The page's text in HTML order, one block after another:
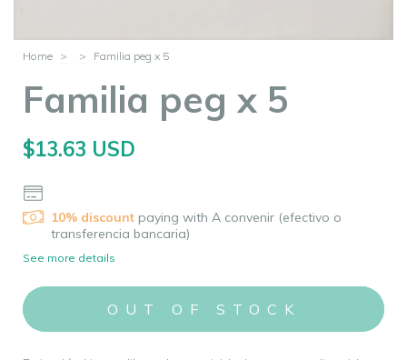
Home > > Familia peg x 5
Familia peg x 5
$13.63 USD
10% discount paying with A convenir (efectivo o
transferencia bancaria)
See more details